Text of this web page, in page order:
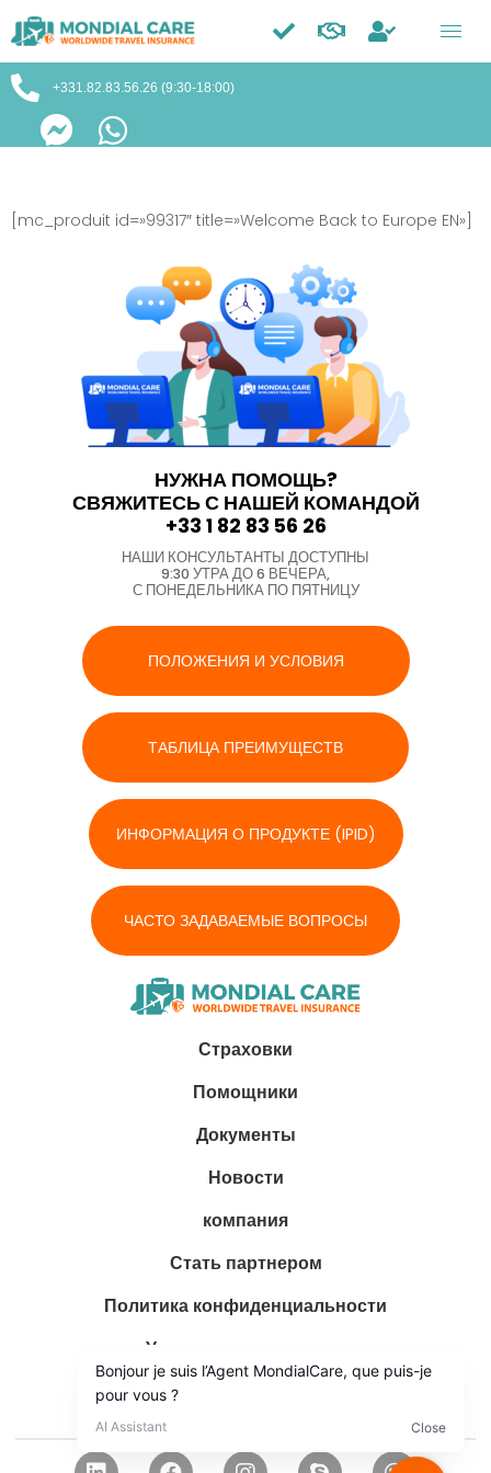
Trustpilot
+331.82.83.56.26 (9:30-18:00)
[mc_produit id=»99317″ title=»Welcome Back to Europe EN»]
НУЖНА ПОМОЩЬ?
СВЯЖИТЕСЬ С НАШЕЙ КОМАНДОЙ
+33 1 82 83 56 26
НАШИ КОНСУЛЬТАНТЫ ДОСТУПНЫ
9:30 УТРА ДО 6 ВЕЧЕРА,
С ПОНЕДЕЛЬНИКА ПО ПЯТНИЦУ
ПОЛОЖЕНИЯ И УСЛОВИЯ
ТАБЛИЦА ПРЕИМУЩЕСТВ
ИНФОРМАЦИЯ О ПРОДУКТЕ (IPID)
ЧАСТО ЗАДАВАЕМЫЕ ВОПРОСЫ
Страховки
Помощники
Документы
Новости
компания
Стать партнером
Политика конфиденциальности
Условия эксплуатации
Защита данных